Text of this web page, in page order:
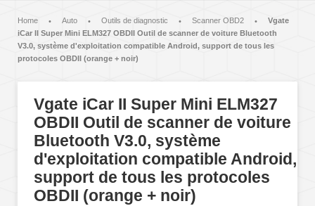
Home • Auto • Outils de diagnostic • Scanner OBD2 •
Vgate
iCar II Super Mini ELM327 OBDII Outil de scanner de voiture Bluetooth
V3.0, système d'exploitation compatible Android, support de tous les
protocoles OBDII (orange + noir)
Vgate iCar II Super Mini ELM327
OBDII Outil de scanner de voiture
Bluetooth V3.0, système
d'exploitation compatible Android,
support de tous les protocoles
OBDII (orange + noir)